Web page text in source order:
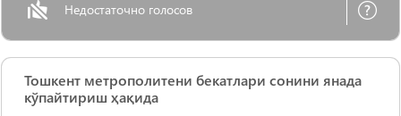
Недостаточно голосов
Тошкент метрополитени бекатлари сонини янада
кўпайтириш ҳақида